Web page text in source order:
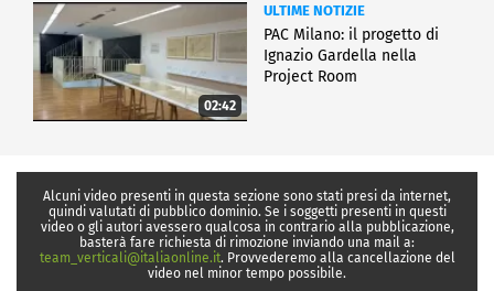
02:42
ULTIME NOTIZIE
PAC Milano: il progetto di
Ignazio Gardella nella
Project Room
Alcuni video presenti in questa sezione sono stati presi da internet,
quindi valutati di pubblico dominio. Se i soggetti presenti in questi
video o gli autori avessero qualcosa in contrario alla pubblicazione,
basterà fare richiesta di rimozione inviando una mail a:
team_verticali@italiaonline.it. Provvederemo alla cancellazione del
video nel minor tempo possibile.